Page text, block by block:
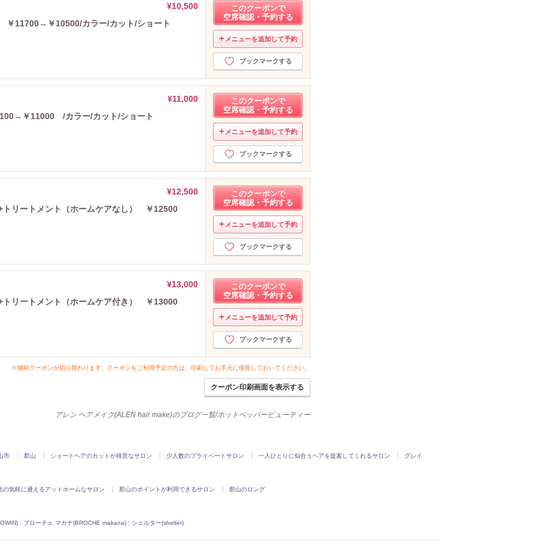
2023年2月分（2）
2023年1月分（2）
2022年12月分（1）
2022年11月分（1）
2022年10月分（3）
2022年9月分（2）
2022年8月分（4）
2022年7月分（3）
2022年6月分（2）
2022年4月分（2）
2022年3月分（5）
2022年2月分（1）
2021年12月分（2）
2021年11月分（2）
2021年10月分（6）
2021年9月分 （2）
2021年8月分（2）
2021年7月分（2）
2021年6月分（3）
2021年5月分（3）
2021年4月分（2）
2021年2月分 （1）
2021年1月分（3）
2020年12月分（4）
2020年10月分（7）
2020年9月分
2020年8月分（1）
2020年1月分（4）
¥10,500
￥11700→￥10500/カラー/カット/ショート
このクーポンで
空席確認・予約する
メニューを追加して予約
ブックマークする
¥11,000
￥11000 /カラー/カット/ショート
このクーポンで
空席確認・予約する
メニューを追加して予約
ブックマークする
¥12,500
トリートメント（ホームケアなし） ￥12500
このクーポンで
空席確認・予約する
メニューを追加して予約
ブックマークする
¥13,000
トリートメント（ホームケア付き） ￥13000
このクーポンで
空席確認・予約する
メニューを追加して予約
ブックマークする
※随時クーポンが切り替わります。クーポンをご利用予定の方は、印刷してお手元に保管しておいてください。
クーポン印刷画面を表示する
アレン ヘアメイク(ALEN hair make)のブログ一覧/ホットペッパービューティー
市 郡山 ショートヘアのカットが得意なサロン 少人数のプライベートサロン 一人ひとりに似合うヘアを提案してくれるサロン
グレイ
の気軽に通えるアットホームなサロン 郡山のポイントが利用できるサロン 郡山のロング
| ブローチェ マカナ(BROCHE makana) | シェルター(shelter)